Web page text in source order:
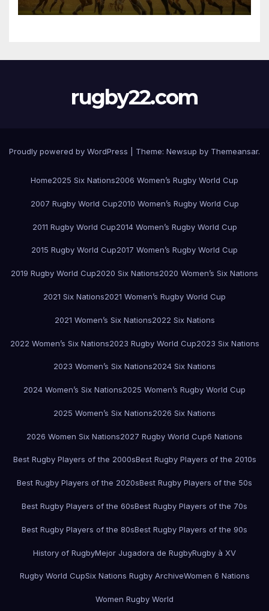
rugby22.com
Proudly powered by WordPress Theme: Newsup by Themeansar.
Home2025 Six Nations2006 Women’s Rugby World Cup
2007 Rugby World Cup2010 Women’s Rugby World Cup
2011 Rugby World Cup2014 Women’s Rugby World Cup
2015 Rugby World Cup2017 Women’s Rugby World Cup
2019 Rugby World Cup2020 Six Nations2020 Women’s Six Nations
2021 Six Nations2021 Women’s Rugby World Cup
2021 Women’s Six Nations2022 Six Nations
2022 Women’s Six Nations2023 Rugby World Cup2023 Six Nations
2023 Women’s Six Nations2024 Six Nations
2024 Women’s Six Nations2025 Women’s Rugby World Cup
2025 Women’s Six Nations2026 Six Nations
2026 Women Six Nations2027 Rugby World Cup6 Nations
Best Rugby Players of the 2000sBest Rugby Players of the 2010s
Best Rugby Players of the 2020sBest Rugby Players of the 50s
Best Rugby Players of the 60sBest Rugby Players of the 70s
Best Rugby Players of the 80sBest Rugby Players of the 90s
History of RugbyMejor Jugadora de RugbyRugby à XV
Rugby World CupSix Nations Rugby ArchiveWomen 6 Nations
Women Rugby World